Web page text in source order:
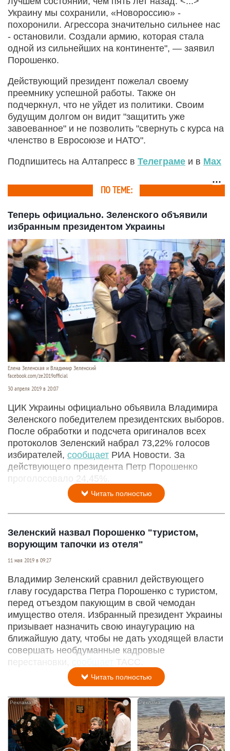
Украину мы сохранили, «Новороссию» -
похоронили. Агрессора значительно сильнее нас
- остановили. Создали армию, которая стала
одной из сильнейших на континенте", — заявил
Порошенко.
Действующий президент пожелал своему
преемнику успешной работы. Также он
подчеркнул, что не уйдет из политики. Своим
будущим долгом он видит "защитить уже
завоеванное" и не позволить "свернуть с курса на
членство в Евросоюзе и НАТО".
Подпишитесь на Алтапресс в Телеграме и в Max
ПО ТЕМЕ:
Теперь официально. Зеленского объявили
избранным президентом Украины
Елена Зеленская и Владимир Зеленский
facebook.com/ze2019official
30 апреля 2019 в 20:07
ЦИК Украины официально объявила Владимира
Зеленского победителем президентских выборов.
После обработки и подсчета оригиналов всех
протоколов Зеленский набрал 73,22% голосов
избирателей, сообщает РИА Новости. За
действующего президента Петр Порошенко
проголосовало 24,45%.
Читать полностью
Зеленский назвал Порошенко "туристом,
ворующим тапочки из отеля"
11 мая 2019 в 09:27
Владимир Зеленский сравнил действующего
главу государства Петра Порошенко с туристом,
перед отъездом пакующим в свой чемодан
имущество отеля. Избранный президент Украины
призывает назначить свою инаугурацию на
ближайшую дату, чтобы не дать уходящей власти
совершать необдуманные кадровые
перестановки,
сообщает ТАСС.
Читать полностью